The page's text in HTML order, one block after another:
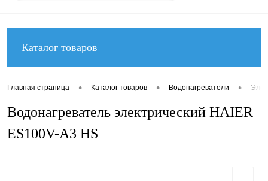
Каталог товаров
Главная страница • Каталог товаров • Водонагреватели •
Водонагреватель электрический HAIER
ES100V-A3 HS